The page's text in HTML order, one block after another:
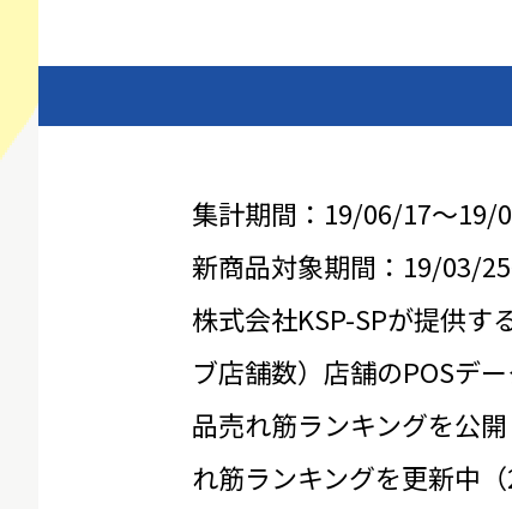
集計期間：19/06/17～19/
新商品対象期間：19/03/
株式会社KSP-SPが提供す
ブ店舗数）店舗のPOSデ
品売れ筋ランキングを公
れ筋ランキングを更新中（